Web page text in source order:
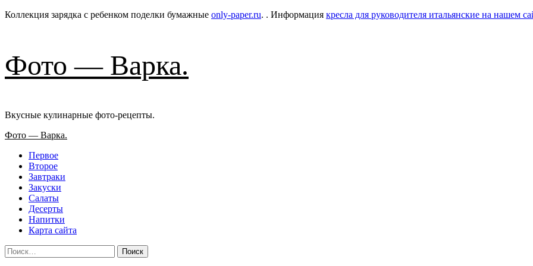
Коллекция зарядка с ребенком поделки бумажные only-paper.ru. . Информация кресла для руководителя итальянские на нашем
Фото — Варка.
Вкусные кулинарные фото-рецепты.
Основное
Фото — Варка.
Первое
Второе
Завтраки
Закуски
Салаты
Десерты
Напитки
Карта сайта
Найти: